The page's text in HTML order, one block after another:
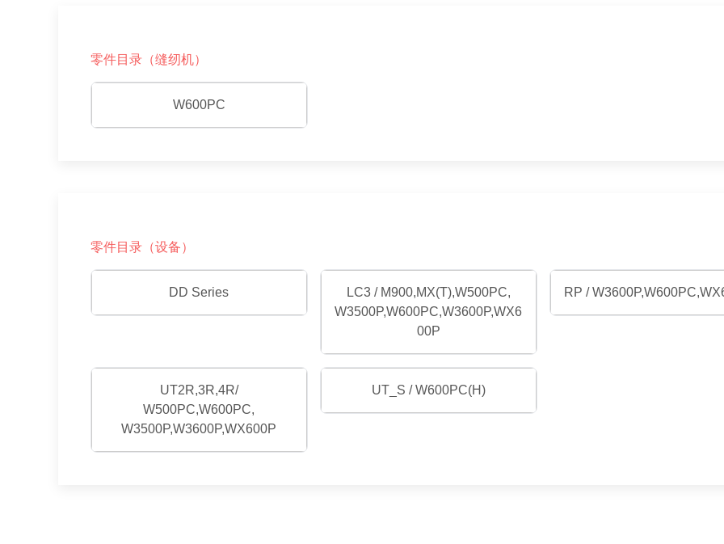
零件目录（缝纫机）
W600PC
零件目录（设备）
DD Series
LC3 / M900,MX(T),W500PC,
W3500P,W600PC,W3600P,WX6
00P
RP /
UT2R,3R,4R/
W500PC,W600PC,
W3500P,W3600P,WX600P
UT_S / W600PC(H)